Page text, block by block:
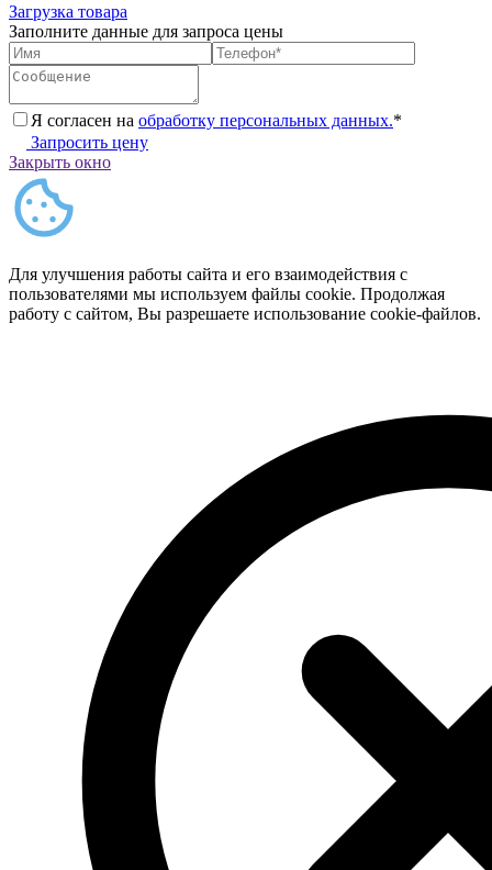
Загрузка товара
Заполните данные для запроса цены
Я согласен на обработку персональных данных.*
Запросить цену
Закрыть окно
Для улучшения работы сайта и его взаимодействия с
пользователями мы используем файлы cookie. Продолжая
работу с сайтом, Вы разрешаете использование cookie-файлов.